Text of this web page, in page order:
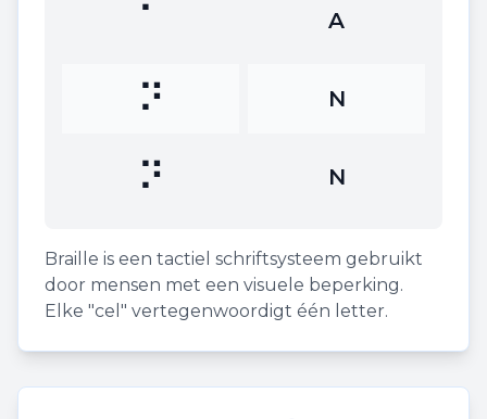
⠁ A
⠝ N
⠝ N
Braille is een tactiel schriftsysteem gebruikt
door mensen met een visuele beperking.
Elke "cel" vertegenwoordigt één letter.